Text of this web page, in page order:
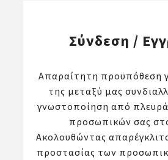
Σύνδεση /
Απαραίτητη προϋπόθεση
της μεταξύ μας
γνωστοποίηση από
προσωπικών σας
Ακολουθώντας
προστασίας των